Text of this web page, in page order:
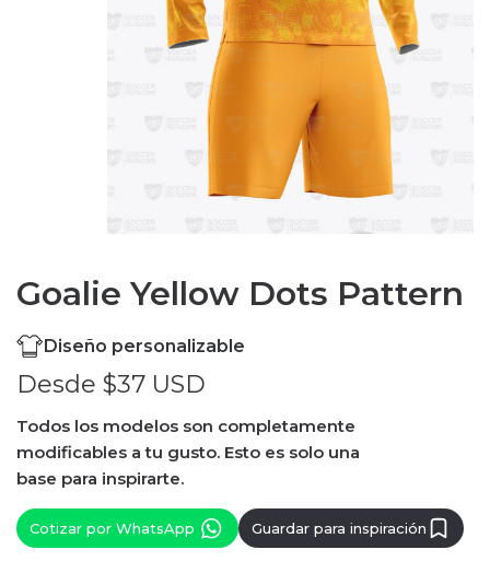
Goalie Yellow Dots Pattern
Diseño personalizable
Desde $37 USD
Todos los modelos son completamente
modificables a tu gusto. Esto es solo una
base para inspirarte.
Cotizar por WhatsApp Guardar para inspiración